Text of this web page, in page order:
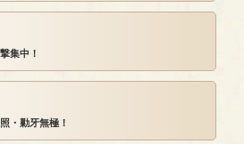
集中！
・勦牙無極！